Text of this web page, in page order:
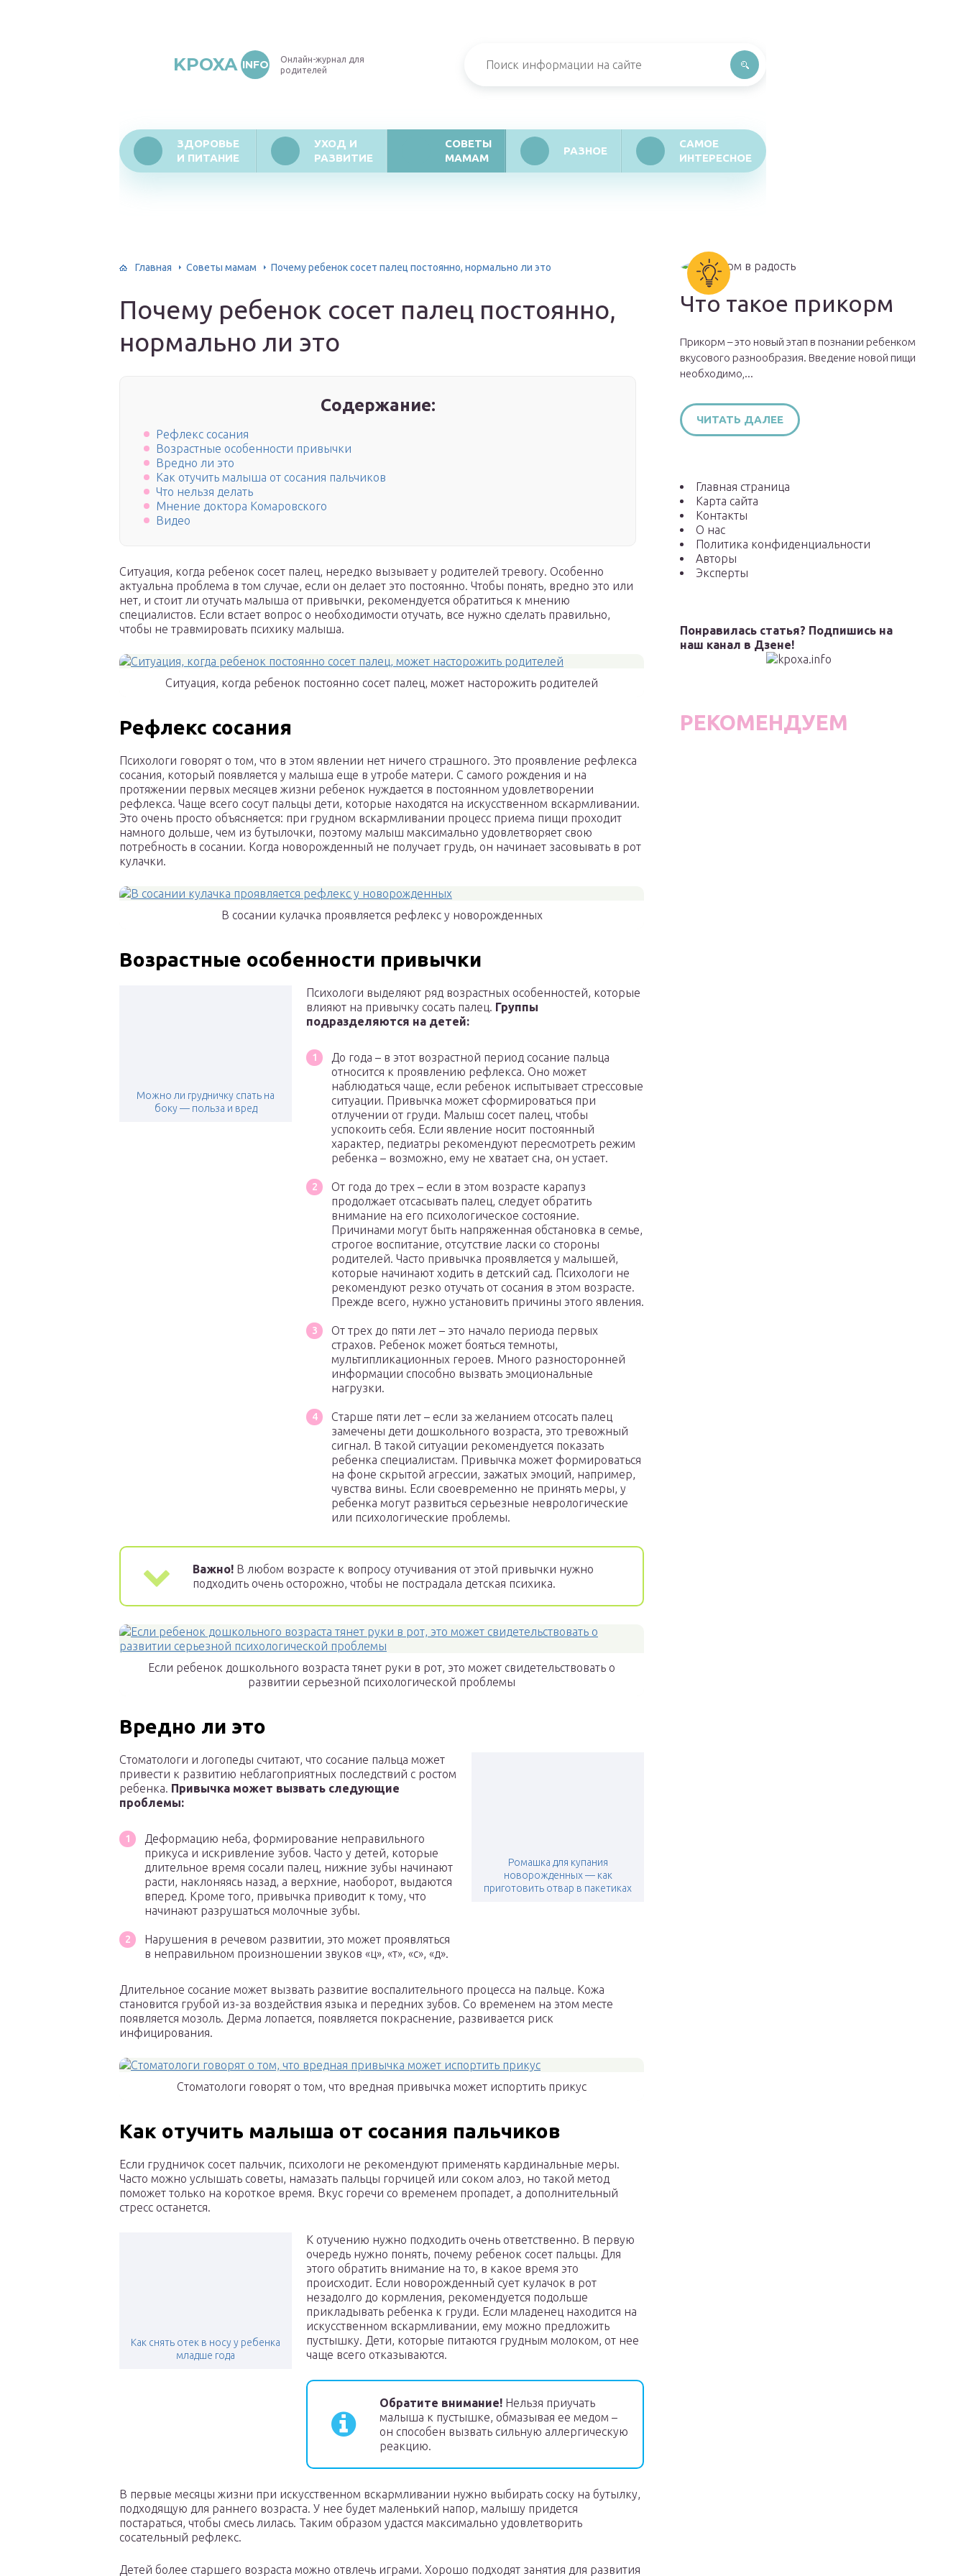
KPOXA INFO
Онлайн-журнал для
родителей
ЗДОРОВЬЕ
И ПИТАНИЕ
УХОД И
РАЗВИТИЕ
СОВЕТЫ
МАМАМ
РАЗНОЕ
САМОЕ
ИНТЕРЕСНОЕ
Главная Советы мамам Почему ребенок сосет палец постоянно, нормально ли это
Почему ребенок сосет палец постоянно,
нормально ли это
Содержание:
Рефлекс сосания
Возрастные особенности привычки
Вредно ли это
Как отучить малыша от сосания пальчиков
Что нельзя делать
Мнение доктора Комаровского
Видео
Ситуация, когда ребенок сосет палец, нередко вызывает у родителей тревогу. Особенно
актуальна проблема в том случае, если он делает это постоянно. Чтобы понять, вредно это или
нет, и стоит ли отучать малыша от привычки, рекомендуется обратиться к мнению
специалистов. Если встает вопрос о необходимости отучать, все нужно сделать правильно,
чтобы не травмировать психику малыша.
Ситуация, когда ребенок постоянно сосет палец, может насторожить родителей
Рефлекс сосания
Психологи говорят о том, что в этом явлении нет ничего страшного. Это проявление рефлекса
сосания, который появляется у малыша еще в утробе матери. С самого рождения и на
протяжении первых месяцев жизни ребенок нуждается в постоянном удовлетворении
рефлекса. Чаще всего сосут пальцы дети, которые находятся на искусственном вскармливании.
Это очень просто объясняется: при грудном вскармливании процесс приема пищи проходит
намного дольше, чем из бутылочки, поэтому малыш максимально удовлетворяет свою
потребность в сосании. Когда новорожденный не получает грудь, он начинает засовывать в рот
кулачки.
В сосании кулачка проявляется рефлекс у новорожденных
Возрастные особенности привычки
Можно ли грудничку спать на
боку — польза и вред
Психологи выделяют ряд возрастных особенностей, которые
влияют на привычку сосать палец. Группы
подразделяются на детей:
До года – в этот возрастной период сосание пальца
относится к проявлению рефлекса. Оно может
наблюдаться чаще, если ребенок испытывает стрессовые
ситуации. Привычка может сформироваться при
отлучении от груди. Малыш сосет палец, чтобы
успокоить себя. Если явление носит постоянный
характер, педиатры рекомендуют пересмотреть режим
ребенка – возможно, ему не хватает сна, он устает.
От года до трех – если в этом возрасте карапуз
продолжает отсасывать палец, следует обратить
внимание на его психологическое состояние.
Причинами могут быть напряженная обстановка в семье,
строгое воспитание, отсутствие ласки со стороны
родителей. Часто привычка проявляется у малышей,
которые начинают ходить в детский сад. Психологи не
рекомендуют резко отучать от сосания в этом возрасте.
Прежде всего, нужно установить причины этого явления.
От трех до пяти лет – это начало периода первых
страхов. Ребенок может бояться темноты,
мультипликационных героев. Много разносторонней
информации способно вызвать эмоциональные
нагрузки.
Старше пяти лет – если за желанием отсосать палец
замечены дети дошкольного возраста, это тревожный
сигнал. В такой ситуации рекомендуется показать
ребенка специалистам. Привычка может формироваться
на фоне скрытой агрессии, зажатых эмоций, например,
чувства вины. Если своевременно не принять меры, у
ребенка могут развиться серьезные неврологические
или психологические проблемы.
Важно! В любом возрасте к вопросу отучивания от этой привычки нужно
подходить очень осторожно, чтобы не пострадала детская психика.
Если ребенок дошкольного возраста тянет руки в рот, это может свидетельствовать о
развитии серьезной психологической проблемы
Вредно ли это
Ромашка для купания
новорожденных — как
приготовить отвар в пакетиках
Стоматологи и логопеды считают, что сосание пальца может
привести к развитию неблагоприятных последствий с ростом
ребенка. Привычка может вызвать следующие
проблемы:
Деформацию неба, формирование неправильного
прикуса и искривление зубов. Часто у детей, которые
длительное время сосали палец, нижние зубы начинают
расти, наклоняясь назад, а верхние, наоборот, выдаются
вперед. Кроме того, привычка приводит к тому, что
начинают разрушаться молочные зубы.
Нарушения в речевом развитии, это может проявляться
в неправильном произношении звуков «ц», «т», «с», «д».
Длительное сосание может вызвать развитие воспалительного процесса на пальце. Кожа
становится грубой из-за воздействия языка и передних зубов. Со временем на этом месте
появляется мозоль. Дерма лопается, появляется покраснение, развивается риск
инфицирования.
Стоматологи говорят о том, что вредная привычка может испортить прикус
Как отучить малыша от сосания пальчиков
Если грудничок сосет пальчик, психологи не рекомендуют применять кардинальные меры.
Часто можно услышать советы, намазать пальцы горчицей или соком алоэ, но такой метод
поможет только на короткое время. Вкус горечи со временем пропадет, а дополнительный
стресс останется.
Как снять отек в носу у ребенка
младше года
К отучению нужно подходить очень ответственно. В первую
очередь нужно понять, почему ребенок сосет пальцы. Для
этого обратить внимание на то, в какое время это
происходит. Если новорожденный сует кулачок в рот
незадолго до кормления, рекомендуется подольше
прикладывать ребенка к груди. Если младенец находится на
искусственном вскармливании, ему можно предложить
пустышку. Дети, которые питаются грудным молоком, от нее
чаще всего отказываются.
Обратите внимание! Нельзя приучать
малыша к пустышке, обмазывая ее медом –
он способен вызвать сильную аллергическую
реакцию.
В первые месяцы жизни при искусственном вскармливании нужно выбирать соску на бутылку,
подходящую для раннего возраста. У нее будет маленький напор, малышу придется
постараться, чтобы смесь лилась. Таким образом удастся максимально удовлетворить
сосательный рефлекс.
Детей более старшего возраста можно отвлечь играми. Хорошо подходят занятия для развития
Что такое прикорм
Прикорм – это новый этап в познании ребенком
вкусового разнообразия. Введение новой пищи
необходимо,...
ЧИТАТЬ ДАЛЕЕ
Главная страница
Карта сайта
Контакты
О нас
Политика конфиденциальности
Авторы
Эксперты
Понравилась статья? Подпишись на
наш канал в Дзене!
РЕКОМЕНДУЕМ